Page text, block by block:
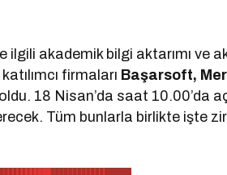
akademik bilgi aktarımı ve
firmaları Başarsoft,
18 Nisan’da saat 10.00’da
Tüm bunlarla birlikte işte